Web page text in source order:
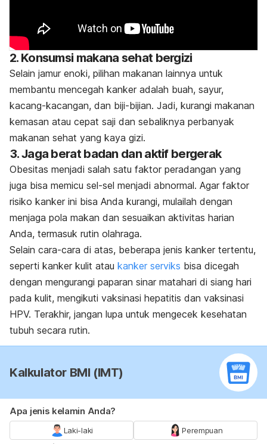
2. Konsumsi makana sehat bergizi
Selain jamur enoki, pilihan makanan lainnya untuk
membantu mencegah kanker adalah buah, sayur,
kacang-kacangan, dan biji-bijian. Jadi, kurangi makanan
kemasan atau cepat saji dan sebaliknya perbanyak
makanan sehat yang kaya gizi.
3. Jaga berat badan dan aktif bergerak
Obesitas menjadi salah satu faktor peradangan yang
juga bisa memicu sel-sel menjadi abnormal. Agar faktor
risiko kanker ini bisa Anda kurangi, mulailah dengan
menjaga pola makan dan sesuaikan aktivitas harian
Anda, termasuk rutin olahraga.
Selain cara-cara di atas, beberapa jenis kanker tertentu,
seperti kanker kulit atau kanker serviks bisa dicegah
dengan mengurangi paparan sinar matahari di siang hari
pada kulit, mengikuti vaksinasi hepatitis dan vaksinasi
HPV. Terakhir, jangan lupa untuk mengecek kesehatan
tubuh secara rutin.
Kalkulator BMI (IMT)
Apa jenis kelamin Anda?
Laki-laki Perempuan